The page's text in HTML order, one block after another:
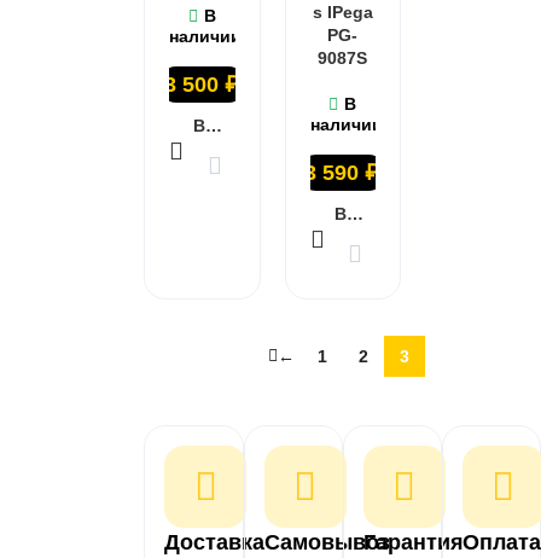
В
наличии
3 500₽
В КОРЗИНУ
s IPega
PG-
9087S
В
наличии
3 590₽
В КОРЗИНУ
← 1 2 3
ДоставкаСамовывозГарантияОплата